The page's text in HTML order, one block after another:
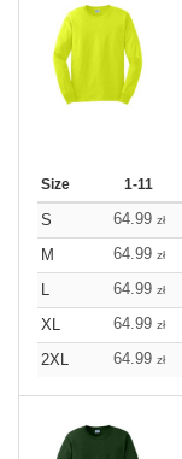
Size 1-11
S 64.99 zł
M
64.99 zł
L
64.99 zł
XL
64.99 zł
2XL
64.99 zł